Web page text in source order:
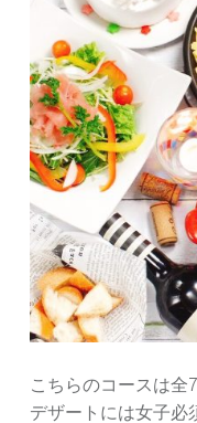
こちらのコースは全
デザートには女子